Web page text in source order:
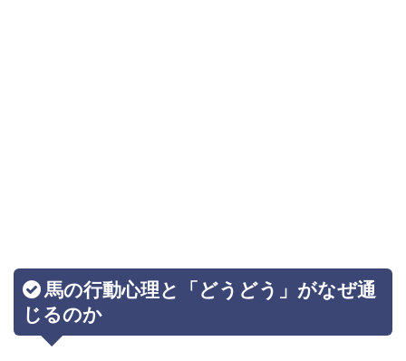
馬の行動心理と「どうどう」がなぜ通
じるのか